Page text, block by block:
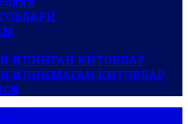
ҚИЛИНГАН КИТОБЛАР
ҚИЛИНМАГАН КИТОБЛАР